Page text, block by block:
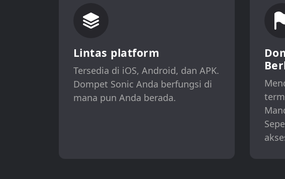
Lintas platform
Tersedia di iOS, Android, dan APK.
Dompet Sonic Anda berfungsi di
mana pun Anda berada.